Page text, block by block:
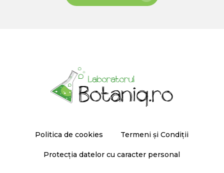
Politica de cookies Termeni și Condiții
Protecția datelor cu caracter personal